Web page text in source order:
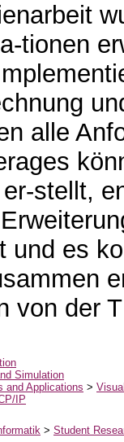
tionen
alle
stellt,
und es
von der
Simulation
and Applications >
IP
> Student